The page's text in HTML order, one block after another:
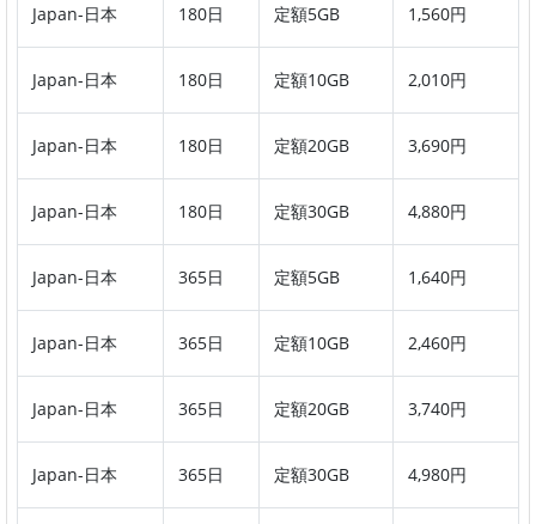
Japan-日本 180日 定額5GB 1,560円
Japan-日本 180日 定額10GB 2,010円
Japan-日本 180日 定額20GB 3,690円
Japan-日本 180日 定額30GB 4,880円
Japan-日本 365日 定額5GB 1,640円
Japan-日本 365日 定額10GB 2,460円
Japan-日本 365日 定額20GB 3,740円
Japan-日本 365日 定額30GB 4,980円